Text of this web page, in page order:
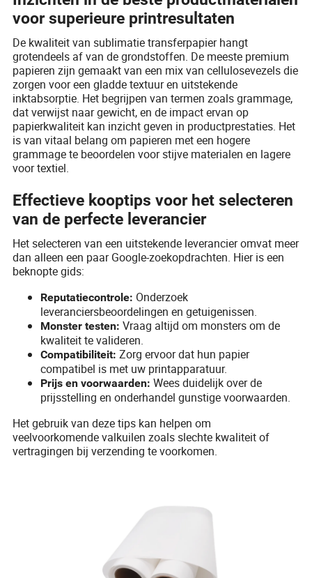
voor superieure printresultaten
De kwaliteit van sublimatie transferpapier hangt
grotendeels af van de grondstoffen. De meeste premium
papieren zijn gemaakt van een mix van cellulosevezels die
zorgen voor een gladde textuur en uitstekende
inktabsorptie. Het begrijpen van termen zoals grammage,
dat verwijst naar gewicht, en de impact ervan op
papierkwaliteit kan inzicht geven in productprestaties. Het
is van vitaal belang om papieren met een hogere
grammage te beoordelen voor stijve materialen en lagere
voor textiel.
Effectieve kooptips voor het selecteren
van de perfecte leverancier
Het selecteren van een uitstekende leverancier omvat meer
dan alleen een paar Google-zoekopdrachten. Hier is een
beknopte gids:
Reputatiecontrole: Onderzoek
leveranciersbeoordelingen en getuigenissen.
Monster testen: Vraag altijd om monsters om de
kwaliteit te valideren.
Compatibiliteit: Zorg ervoor dat hun papier
compatibel is met uw printapparatuur.
Prijs en voorwaarden: Wees duidelijk over de
prijsstelling en onderhandel gunstige voorwaarden.
Het gebruik van deze tips kan helpen om
veelvoorkomende valkuilen zoals slechte kwaliteit of
vertragingen bij verzending te voorkomen.